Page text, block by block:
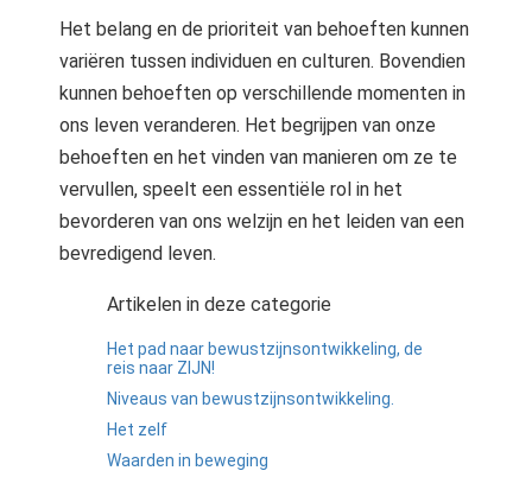
Het belang en de prioriteit van behoeften kunnen
variëren tussen individuen en culturen. Bovendien
kunnen behoeften op verschillende momenten in
ons leven veranderen. Het begrijpen van onze
behoeften en het vinden van manieren om ze te
vervullen, speelt een essentiële rol in het
bevorderen van ons welzijn en het leiden van een
bevredigend leven.
Artikelen in deze categorie
Het pad naar bewustzijnsontwikkeling, de
reis naar ZIJN!
Niveaus van bewustzijnsontwikkeling.
Het zelf
Waarden in beweging